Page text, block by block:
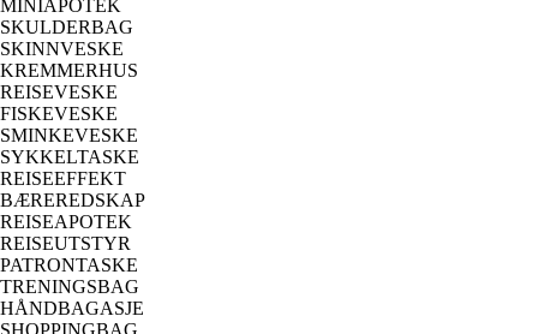
MINIAPOTEK
SKULDERBAG
SKINNVESKE
KREMMERHUS
REISEVESKE
FISKEVESKE
SMINKEVESKE
SYKKELTASKE
REISEEFFEKT
BÆREREDSKAP
REISEAPOTEK
REISEUTSTYR
PATRONTASKE
TRENINGSBAG
HÅNDBAGASJE
SHOPPINGBAG